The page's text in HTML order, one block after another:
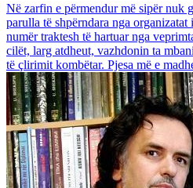
Në zarfin e përmendur më sipër nuk
parulla të shpërndara nga
numër traktesh të hartuar nga
cilët, larg atdheut, vazhdonin ta
të çlirimit kombëtar. Pjesa më e